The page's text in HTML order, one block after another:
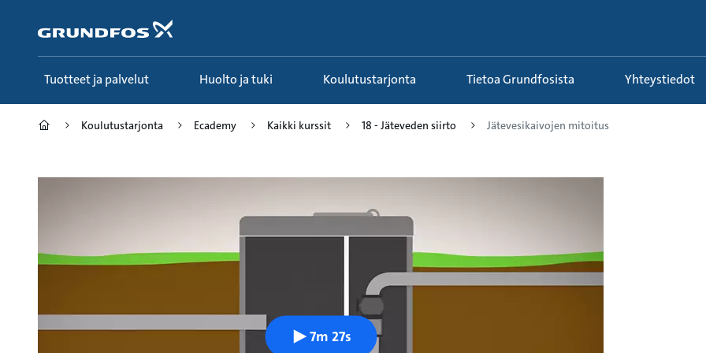
pääsisältöön
Tuotteet ja palvelut Huolto ja tuki Koulutustarjonta Tietoa Grundfosista Yhteystiedot
Koulutustarjonta Ecademy Kaikki kurssit 18 - Jäteveden siirto Jätevesikaivojen mitoitus
7m 27s